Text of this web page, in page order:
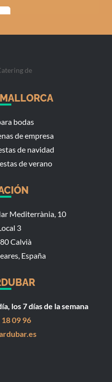
bodas
de empresa
de navidad
de verano
Mediterrània, 10
3
Calvià
España
los 7 días de la semana
09 96